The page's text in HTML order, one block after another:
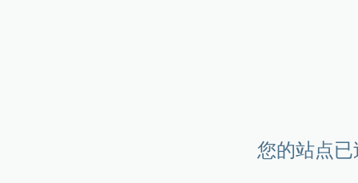
您的站点